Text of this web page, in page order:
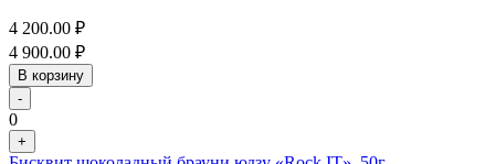
4 200.00 ₽
4 900.00 ₽
В корзину
-
0
+